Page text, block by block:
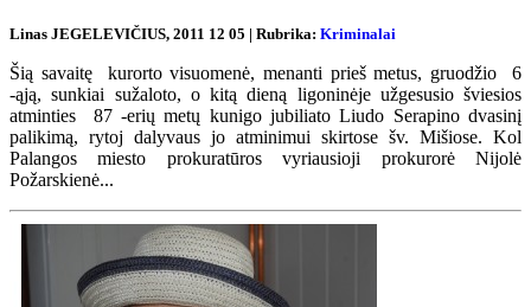
Linas JEGELEVIČIUS, 2011 12 05 | Rubrika: Kriminalai
Šią savaitę kurorto visuomenė, menanti prieš metus, gruodžio 6
-ąją, sunkiai sužaloto, o kitą dieną ligoninėje užgesusio šviesios
atminties 87 -erių metų kunigo jubiliato Liudo Serapino dvasinį
palikimą, rytoj dalyvaus jo atminimui skirtose šv. Mišiose. Kol
Palangos miesto prokuratūros vyriausioji prokurorė Nijolė
Požarskienė...